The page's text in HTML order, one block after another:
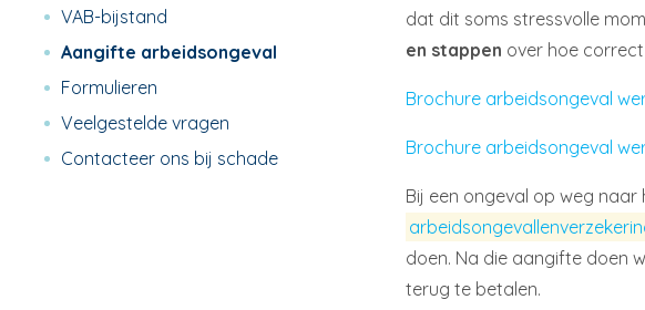
VAB-bijstand
Aangifte arbeidsongeval
Formulieren
Veelgestelde vragen
Contacteer ons bij schade
dat dit soms stressvolle
en stappen over hoe
Brochure arbeidsongeval
Brochure arbeidsongeval
Bij een ongeval op weg
doen. Na die aangifte doen
terug te betalen.